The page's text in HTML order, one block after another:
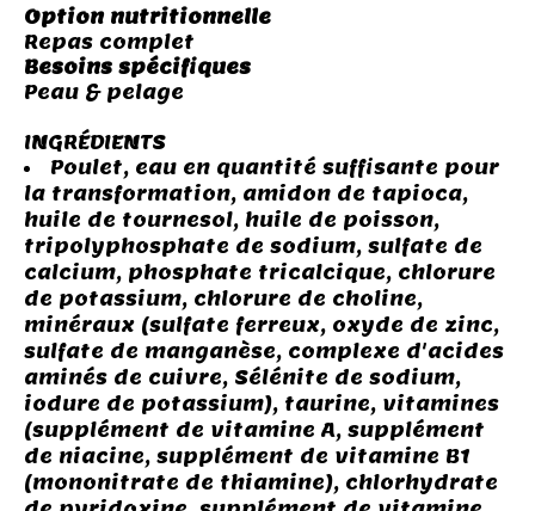
Option nutritionnelle
Repas complet
Besoins spécifiques
Peau & pelage
INGRÉDIENTS
Poulet, eau en quantité suffisante pour
la transformation, amidon de tapioca,
huile de tournesol, huile de poisson,
tripolyphosphate de sodium, sulfate de
calcium, phosphate tricalcique, chlorure
de potassium, chlorure de choline,
minéraux (sulfate ferreux, oxyde de zinc,
sulfate de manganèse, complexe d'acides
aminés de cuivre, Sélénite de sodium,
iodure de potassium), taurine, vitamines
(supplément de vitamine A, supplément
de niacine, supplément de vitamine B1
(mononitrate de thiamine), chlorhydrate